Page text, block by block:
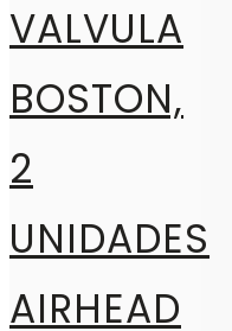
VALVULA
BOSTON,
2
UNIDADES
AIRHEAD